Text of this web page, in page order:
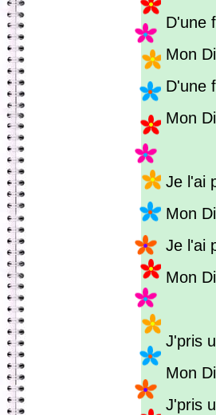
D'une
Mon
D'une
Mon
Je l'ai
Mon
Je l'ai
Mon
J'pris
Mon
J'pris